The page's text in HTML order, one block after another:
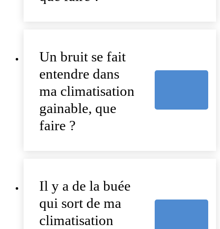
Un bruit se fait
entendre dans
ma climatisation
gainable, que
faire ?
Il y a de la buée
qui sort de ma
climatisation